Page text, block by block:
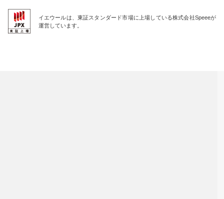
イエウールは、東証スタンダード市場に上場している株式会社Speeeが
運営しています。